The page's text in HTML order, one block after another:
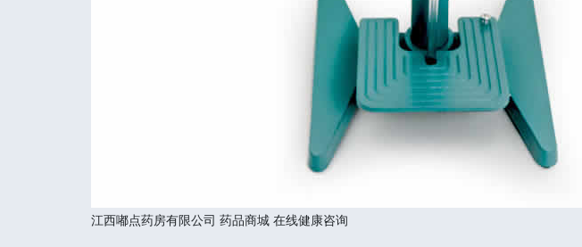
江西嘟点药房有限公司 药品商城 在线健康咨询